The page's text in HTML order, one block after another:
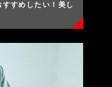
すめしたい！美し